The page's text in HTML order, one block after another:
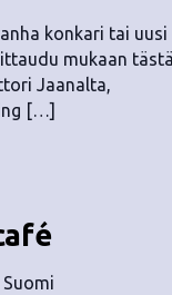
konkari tai uusi
mukaan
Jaanalta,
[…]